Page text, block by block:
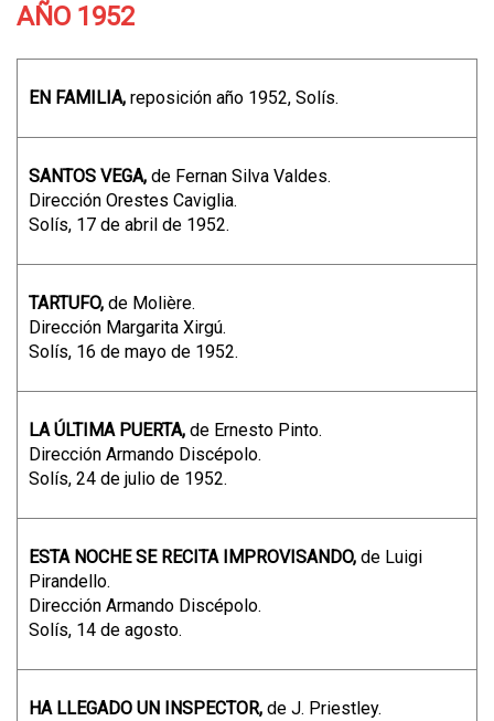
AÑO 1952
EN FAMILIA, reposición año 1952, Solís.
SANTOS VEGA, de Fernan Silva Valdes.
Dirección Orestes Caviglia.
Solís, 17 de abril de 1952.
TARTUFO, de Molière.
Dirección Margarita Xirgú.
Solís, 16 de mayo de 1952.
LA ÚLTIMA PUERTA, de Ernesto Pinto.
Dirección Armando Discépolo.
Solís, 24 de julio de 1952.
ESTA NOCHE SE RECITA IMPROVISANDO, de Luigi
Pirandello.
Dirección Armando Discépolo.
Solís, 14 de agosto.
HA LLEGADO UN INSPECTOR, de J. Priestley.